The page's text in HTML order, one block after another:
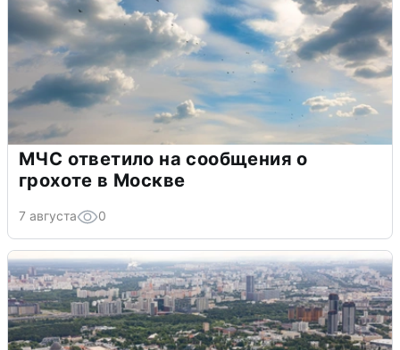
МЧС ответило на сообщения о
грохоте в Москве
7 августа 0